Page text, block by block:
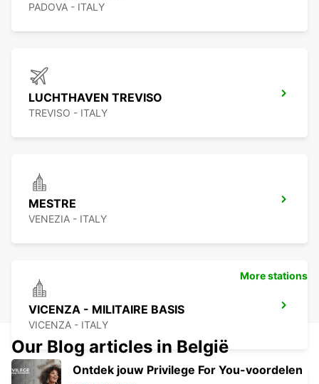
PADOVA - ITALY
LUCHTHAVEN TREVISO
TREVISO - ITALY
MESTRE
VENEZIA - ITALY
VICENZA - MILITAIRE BASIS
VICENZA - ITALY
More stations
Our Blog articles in België
Ontdek jouw Privilege For You-voordelen